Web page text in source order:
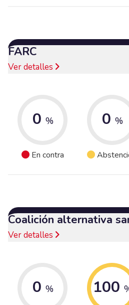
FARC
Ver detalles
0 %
En contra
0 %
Coalición alternativa
Ver detalles
0 % 100